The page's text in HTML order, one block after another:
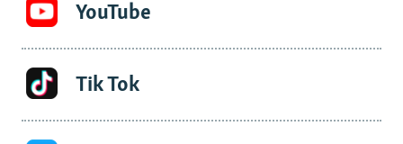
YouTube
Tik Tok